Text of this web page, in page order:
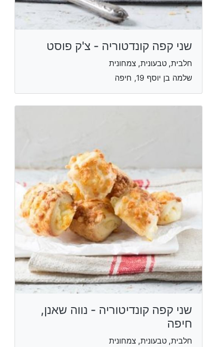
שני קפה קונדטוריה - צ'ק פוסט
חלבית, טבעונית, צמחונית
שלמה בן יוסף 19, חיפה
שני קפה קונדיטוריה - נווה שאנן,
חיפה
חלבית, טבעונית, צמחונית